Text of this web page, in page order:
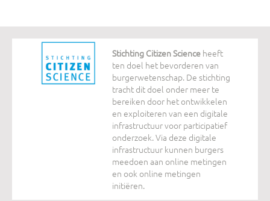
Stichting Citizen Scienceheeft
ten doel het bevorderen van
burgerwetenschap. De stichting
tracht dit doel onder meer te
bereiken door het ontwikkelen
en exploiteren van een digitale
infrastructuur voor participatief
onderzoek. Via deze digitale
infrastructuur kunnen burgers
meedoen aan online metingen
en ook online metingen
initiëren.